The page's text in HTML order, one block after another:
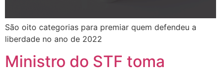
São oito categorias para premiar quem defendeu a
liberdade no ano de 2022
Ministro do STF toma